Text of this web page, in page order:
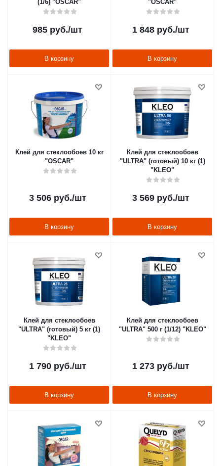
(1/6) "OSCAR"
985 руб./шт
В корзину
"OSCAR"
1 848руб./шт
В корзину
Клей для стеклообоев 10 кг
"OSCAR"
3 506руб./шт
В корзину
Клей для стеклообоев
"ULTRA" (готовый) 10 кг (1)
"KLEO"
3 569руб./шт
В корзину
Клей для стеклообоев
"ULTRA" (готовый) 5 кг (1)
"KLEO"
1 790руб./шт
В корзину
Клей для стеклообоев
"ULTRA" 500 г (1/12) "KLEO"
1 273руб./шт
В корзину